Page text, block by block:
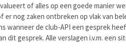
of alles op een goede manier
er nog zaken ontbreken op vlak van
wanneer de club-API een gesprek
dit gesprek. Alle verslagen i.v.m. een